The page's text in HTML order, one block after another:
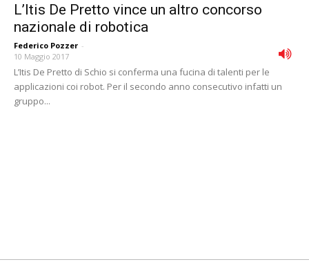
L’Itis De Pretto vince un altro concorso
nazionale di robotica
Federico Pozzer -
10 Maggio 2017
L’Itis De Pretto di Schio si conferma una fucina di talenti per le
applicazioni coi robot. Per il secondo anno consecutivo infatti un
gruppo...